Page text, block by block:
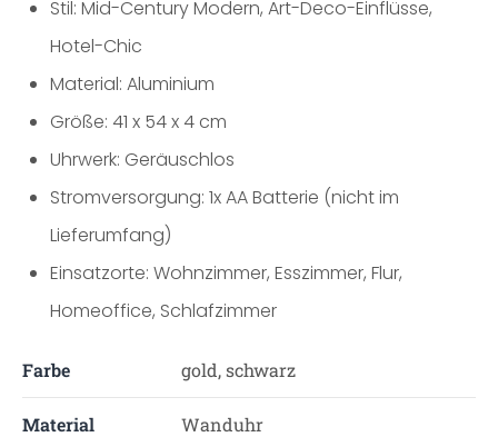
Stil: Mid-Century Modern, Art-Deco-Einflüsse,
Hotel-Chic
Material: Aluminium
Größe: 41 x 54 x 4 cm
Uhrwerk: Geräuschlos
Stromversorgung: 1x AA Batterie (nicht im
Lieferumfang)
Einsatzorte: Wohnzimmer, Esszimmer, Flur,
Homeoffice, Schlafzimmer
Farbe gold, schwarz
Material Wanduhr